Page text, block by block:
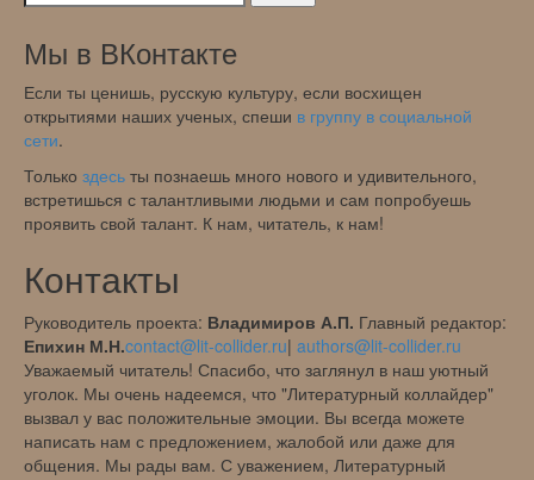
Мы в ВКонтакте
Если ты ценишь, русскую культуру, если восхищен
открытиями наших ученых, спеши в группу в социальной
сети.
Только здесь ты познаешь много нового и удивительного,
встретишься с талантливыми людьми и сам попробуешь
проявить свой талант. К нам, читатель, к нам!
Контакты
Руководитель проекта: Владимиров А.П. Главный редактор:
Епихин М.Н.contact@lit-collider.ru| authors@lit-collider.ru
Уважаемый читатель! Спасибо, что заглянул в наш уютный
уголок. Мы очень надеемся, что "Литературный коллайдер"
вызвал у вас положительные эмоции. Вы всегда можете
написать нам с предложением, жалобой или даже для
общения. Мы рады вам. С уважением, Литературный